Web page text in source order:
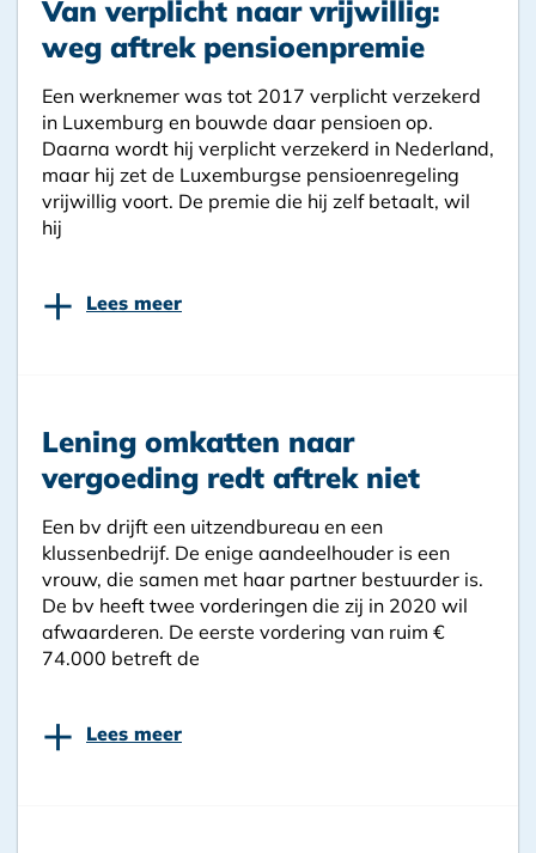
Van verplicht naar vrijwillig:
weg aftrek pensioenpremie
Een werknemer was tot 2017 verplicht verzekerd
in Luxemburg en bouwde daar pensioen op.
Daarna wordt hij verplicht verzekerd in Nederland,
maar hij zet de Luxemburgse pensioenregeling
vrijwillig voort. De premie die hij zelf betaalt, wil
hij
+ Lees meer
Lening omkatten naar
vergoeding redt aftrek niet
Een bv drijft een uitzendbureau en een
klussenbedrijf. De enige aandeelhouder is een
vrouw, die samen met haar partner bestuurder is.
De bv heeft twee vorderingen die zij in 2020 wil
afwaarderen. De eerste vordering van ruim €
74.000 betreft de
+ Lees meer